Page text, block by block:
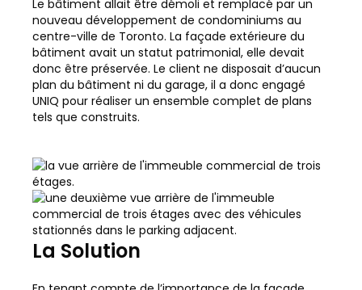
Le bâtiment allait être démoli et remplacé par un
nouveau développement de condominiums au
centre-ville de Toronto. La façade extérieure du
bâtiment avait un statut patrimonial, elle devait
donc être préservée. Le client ne disposait d’aucun
plan du bâtiment ni du garage, il a donc engagé
UNIQ pour réaliser un ensemble complet de plans
tels que construits.
La Solution